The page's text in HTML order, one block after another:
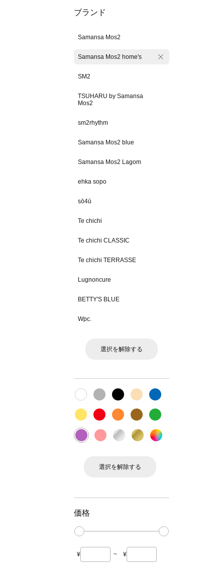
ブランド
Samansa Mos2
Samansa Mos2 home's
SM2
TSUHARU by Samansa
Mos2
sm2rhythm
Samansa Mos2 blue
Samansa Mos2 Lagom
ehka sopo
sō4ū
Te chichi
Te chichi CLASSIC
Te chichi TERRASSE
Lugnoncure
BETTY'S BLUE
Wpc.
選択を解除する
選択を解除する
価格
¥ ~ ¥